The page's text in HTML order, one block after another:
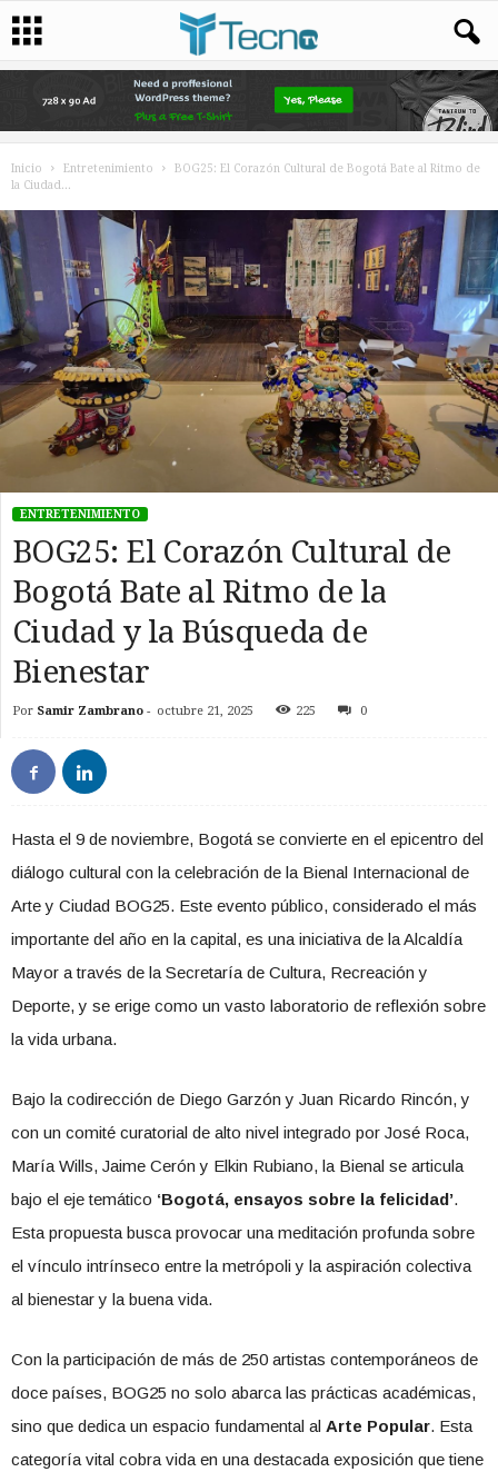
Inicio Entretenimiento
BOG25: El Corazón Cultural de Bogotá Bate al Ritmo de
la Ciudad...
ENTRETENIMIENTO
BOG25: El Corazón Cultural de
Bogotá Bate al Ritmo de la
Ciudad y la Búsqueda de
Bienestar
Por Samir Zambrano - octubre 21, 2025 225 0
Hasta el 9 de noviembre, Bogotá se convierte en el epicentro del
diálogo cultural con la celebración de la Bienal Internacional de
Arte y Ciudad BOG25. Este evento público, considerado el más
importante del año en la capital, es una iniciativa de la Alcaldía
Mayor a través de la Secretaría de Cultura, Recreación y
Deporte, y se erige como un vasto laboratorio de reflexión sobre
la vida urbana.
Bajo la codirección de Diego Garzón y Juan Ricardo Rincón, y
con un comité curatorial de alto nivel integrado por José Roca,
María Wills, Jaime Cerón y Elkin Rubiano, la Bienal se articula
bajo el eje temático ‘Bogotá, ensayos sobre la felicidad’.
Esta propuesta busca provocar una meditación profunda sobre
el vínculo intrínseco entre la metrópoli y la aspiración colectiva
al bienestar y la buena vida.
Con la participación de más de 250 artistas contemporáneos de
doce países, BOG25 no solo abarca las prácticas académicas,
sino que dedica un espacio fundamental al Arte Popular. Esta
categoría vital cobra vida en una destacada exposición que tiene